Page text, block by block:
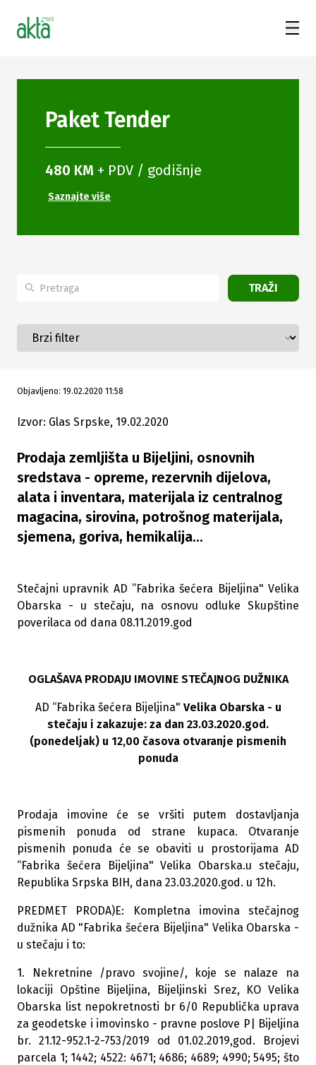
PaketTender
480 KM + PDV / godišnje
Saznajte više
TRAŽI
Objavljeno: 19.02.2020 11:58
Izvor: Glas Srpske, 19.02.2020
Prodaja zemljišta u Bijeljini, osnovnih
sredstava - opreme, rezervnih dijelova,
alata i inventara, materijala iz centralnog
magacina, sirovina, potrošnog materijala,
sjemena, goriva, hemikalija...
Stečajni upravnik AD ”Fabrika šećera Bijeljina" Velika
Obarska - u stečaju, na osnovu odluke Skupštine
poverilaca od dana 08.11.2019.god
OGLAŠAVA PRODAJU IMOVINE STEČAJNOG DUŽNIKA
AD “Fabrika šećera Bijeljina" Velika Obarska - u
stečaju i zakazuje: za dan 23.03.2020.god.
(ponedeljak) u 12,00 časova otvaranje pismenih
ponuda
Prodaja imovine će se vršiti putem dostavljanja
pismenih ponuda od strane kupaca. Otvaranje
pismenih ponuda će se obaviti u prostorijama AD
“Fabrika šećera Bijeljina" Velika Obarska.u stečaju,
Republika Srpska BIH, dana 23.03.2020.god. u 12h.
PREDMET PRODA)E: Kompletna imovina stečajnog
dužnika AD "Fabrika šećera Bijeljina" Velika Obarska -
u stečaju i to:
1. Nekretnine /pravo svojine/, koje se nalaze na
lokaciji Opštine Bijeljina, Bijeljinski Srez, KO Velika
Obarska list nepokretnosti br 6/0 Republička uprava
za geodetske i imovinsko - pravne poslove P| Bijeljina
br. 21.12-952.1-2-753/2019 od 01.02.2019,god. Brojevi
parcela 1; 1442; 4522: 4671; 4686; 4689; 4990; 5495; što